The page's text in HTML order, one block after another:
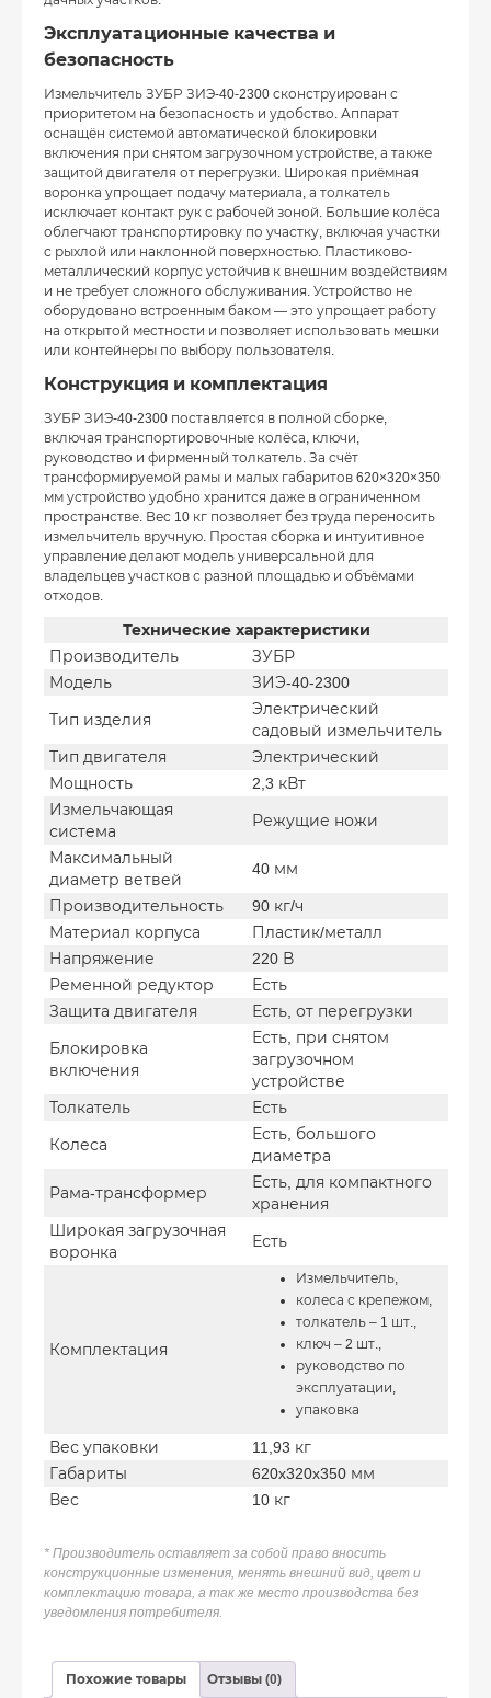
Эксплуатационные качества и
безопасность
Измельчитель ЗУБР ЗИЭ-40-2300 сконструирован с
приоритетом на безопасность и удобство. Аппарат
оснащён системой автоматической блокировки
включения при снятом загрузочном устройстве, а также
защитой двигателя от перегрузки. Широкая приёмная
воронка упрощает подачу материала, а толкатель
исключает контакт рук с рабочей зоной. Большие колёса
облегчают транспортировку по участку, включая участки
с рыхлой или наклонной поверхностью. Пластиково-
металлический корпус устойчив к внешним воздействиям
и не требует сложного обслуживания. Устройство не
оборудовано встроенным баком — это упрощает работу
на открытой местности и позволяет использовать мешки
или контейнеры по выбору пользователя.
Конструкция и комплектация
ЗУБР ЗИЭ-40-2300 поставляется в полной сборке,
включая транспортировочные колёса, ключи,
руководство и фирменный толкатель. За счёт
трансформируемой рамы и малых габаритов 620×320×350
мм устройство удобно хранится даже в ограниченном
пространстве. Вес 10 кг позволяет без труда переносить
измельчитель вручную. Простая сборка и интуитивное
управление делают модель универсальной для
владельцев участков с разной площадью и объёмами
отходов.
Технические характеристики
Производитель
ЗУБР
Модель
ЗИЭ-40-2300
Тип изделия
Электрический
садовый измельчитель
Тип двигателя
Электрический
Мощность
2,3 кВт
Измельчающая
система
Режущие ножи
Максимальный
диаметр ветвей
40 мм
Производительность
90 кг/ч
Материал корпуса
Пластик/металл
Напряжение
220 В
Ременной редуктор
Есть
Защита двигателя
Есть, от перегрузки
Блокировка
включения
Есть, при снятом
загрузочном
устройстве
Толкатель
Есть
Колеса
Есть, большого
диаметра
Рама-трансформер
Есть, для компактного
хранения
Широкая загрузочная
воронка
Есть
Комплектация
Измельчитель,
колеса с крепежом,
толкатель – 1 шт.,
ключ – 2 шт.,
руководство по
эксплуатации,
упаковка
Вес упаковки
11,93 кг
Габариты
620x320x350 мм
Вес
10 кг
* Производитель оставляет за собой право вносить
конструкционные изменения, менять внешний вид, цвет и
комплектацию товара, а так же место производства без
уведомления потребителя.
Похожие товары Отзывы (0)